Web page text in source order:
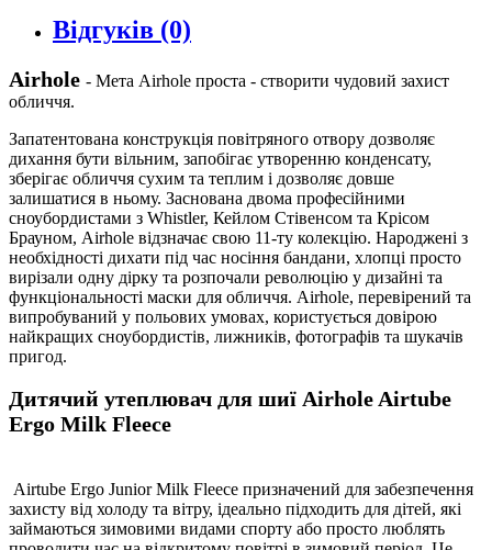
Відгуків (0)
Airhole - Мета Airhole проста - створити чудовий захист
обличчя.
Запатентована конструкція повітряного отвору дозволяє
дихання бути вільним, запобігає утворенню конденсату,
зберігає обличчя сухим та теплим і дозволяє довше
залишатися в ньому. Заснована двома професійними
сноубордистами з Whistler, Кейлом Стівенсом та Крісом
Брауном, Airhole відзначає свою 11-ту колекцію. Народжені з
необхідності дихати під час носіння бандани, хлопці просто
вирізали одну дірку та розпочали революцію у дизайні та
функціональності маски для обличчя. Airhole, перевірений та
випробуваний у польових умовах, користується довірою
найкращих сноубордистів, лижників, фотографів та шукачів
пригод.
Дитячий утеплювач для шиї Airhole Airtube
Ergo Milk Fleece
Airtube Ergo Junior Milk Fleece призначений для забезпечення
захисту від холоду та вітру, ідеально підходить для дітей, які
займаються зимовими видами спорту або просто люблять